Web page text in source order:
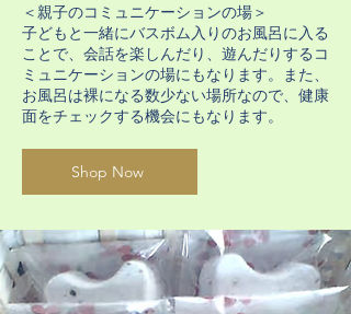
＜親子のコミュニケーションの場＞
子どもと一緒にバスボム入りのお風呂に入る
ことで、会話を楽しんだり、遊んだりするコ
ミュニケーションの場にもなります。また、
お風呂は裸になる数少ない場所なので、健康
面をチェックする機会にもなります。
Shop Now